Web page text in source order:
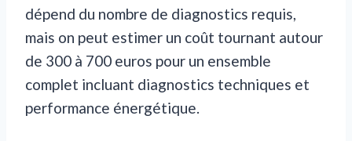
dépend du nombre de diagnostics requis,
mais on peut estimer un coût tournant autour
de 300 à 700 euros pour un ensemble
complet incluant diagnostics techniques et
performance énergétique.